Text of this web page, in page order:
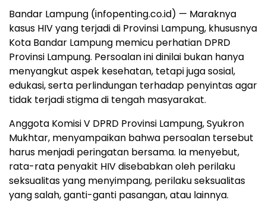
Bandar Lampung (infopenting.co.id) — Maraknya
kasus HIV yang terjadi di Provinsi Lampung, khususnya
Kota Bandar Lampung memicu perhatian DPRD
Provinsi Lampung. Persoalan ini dinilai bukan hanya
menyangkut aspek kesehatan, tetapi juga sosial,
edukasi, serta perlindungan terhadap penyintas agar
tidak terjadi stigma di tengah masyarakat.
Anggota Komisi V DPRD Provinsi Lampung, Syukron
Mukhtar, menyampaikan bahwa persoalan tersebut
harus menjadi peringatan bersama. Ia menyebut,
rata-rata penyakit HIV disebabkan oleh perilaku
seksualitas yang menyimpang, perilaku seksualitas
yang salah, ganti-ganti pasangan, atau lainnya.